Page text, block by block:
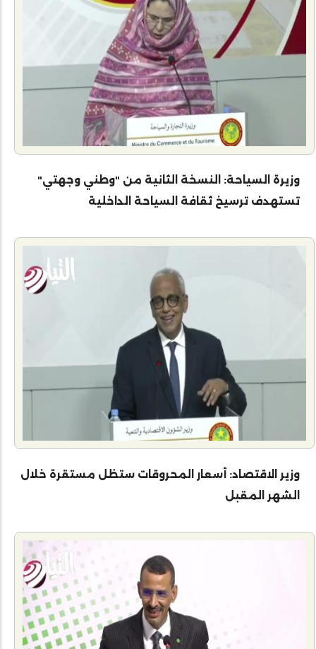
وزيرة السياحة: النسخة الثانية من "وطني وجهتي"
تستهدف ترسيخ ثقافة السياحة الداخلية
وزير الاقتصاد: أسعار المحروقات ستظل مستقرة خلال
الشهر المقبل